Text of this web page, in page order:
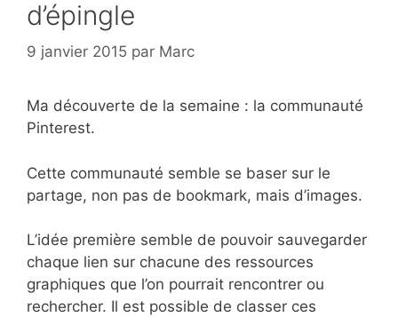
d’épingle
9 janvier 2015 par Marc
Ma découverte de la semaine : la communauté
Pinterest.
Cette communauté semble se baser sur le
partage, non pas de bookmark, mais d’images.
L’idée première semble de pouvoir sauvegarder
chaque lien sur chacune des ressources
graphiques que l’on pourrait rencontrer ou
rechercher. Il est possible de classer ces